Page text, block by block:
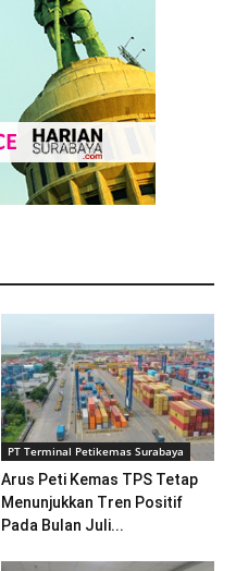
PT Terminal Petikemas Surabaya
Arus Peti Kemas TPS Tetap
Menunjukkan Tren Positif
Pada Bulan Juli...